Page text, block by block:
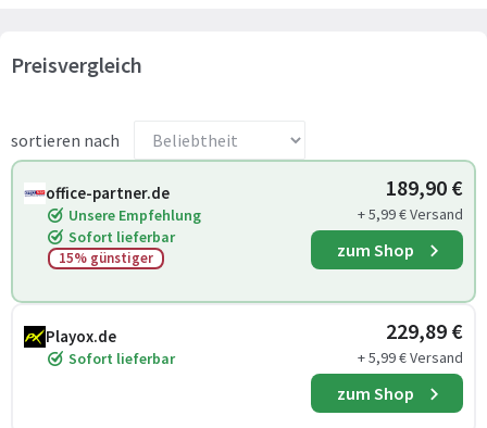
Preisvergleich
sortieren nach
office-partner.de
Unsere Empfehlung
Sofort lieferbar
15% günstiger
189,90 €
+ 5,99 € Versand
zum Shop
Playox.de
Sofort lieferbar
229,89 €
+ 5,99 € Versand
zum Shop